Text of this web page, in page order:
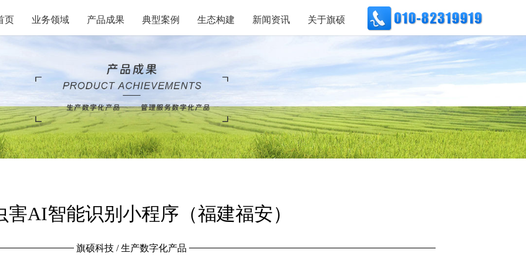
页 业务领域 产品成果 典型案例 生态构建 新闻资讯 关于旗硕
害AI智能识别小程序（福建福安）
旗硕科技 / 生产数字化产品